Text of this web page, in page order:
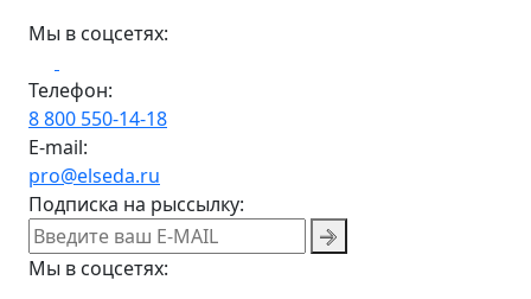
Мы в соцсетях:
Телефон:
8 800 550-14-18
E-mail:
pro@elseda.ru
Подписка на рыссылку:
Мы в соцсетях: